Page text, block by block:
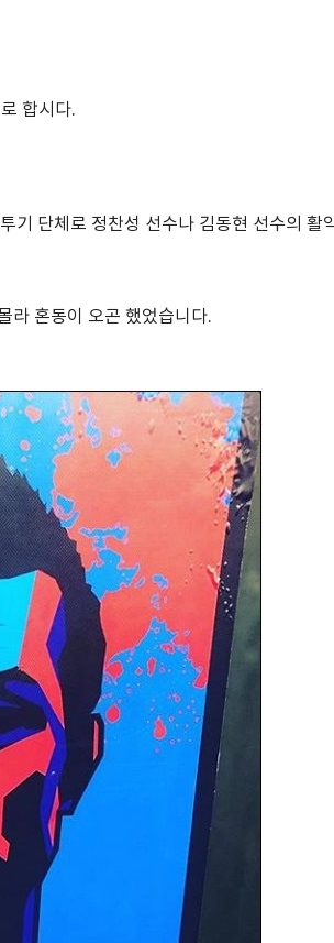
합시다.
단체로 정찬성 선수나 김동현 선수의 활
라 혼동이 오곤 했었습니다.